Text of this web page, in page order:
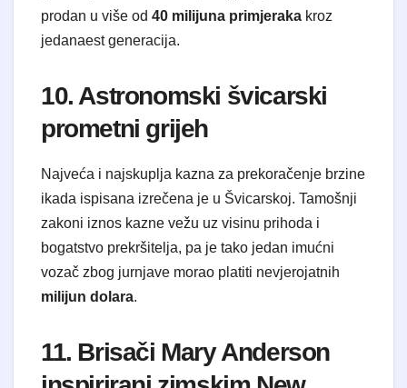
prodan u više od 40 milijuna primjeraka kroz
jedanaest generacija.
10. Astronomski švicarski
prometni grijeh
Najveća i najskuplja kazna za prekoračenje brzine
ikada ispisana izrečena je u Švicarskoj. Tamošnji
zakoni iznos kazne vežu uz visinu prihoda i
bogatstvo prekršitelja, pa je tako jedan imućni
vozač zbog jurnjave morao platiti nevjerojatnih
milijun dolara.
11. Brisači Mary Anderson